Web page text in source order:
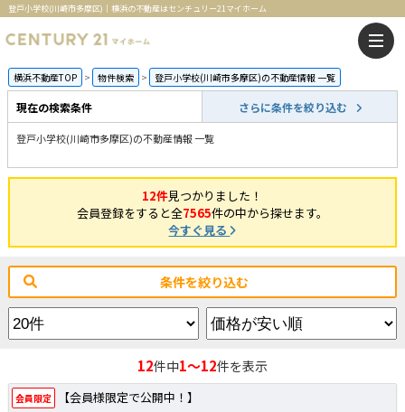
登戸小学校(川崎市多摩区)｜横浜の不動産はセンチュリー21マイホーム
横浜不動産TOP 物件検索 登戸小学校(川崎市多摩区)の不動産情報 一覧
現在の検索条件 さらに条件を絞り込む
登戸小学校(川崎市多摩区)の不動産情報 一覧
12件見つかりました！
会員登録をすると全7565件の中から探せます。
今すぐ見る
条件を絞り込む
12件中1～12件を表示
会員限定 【会員様限定で公開中！】